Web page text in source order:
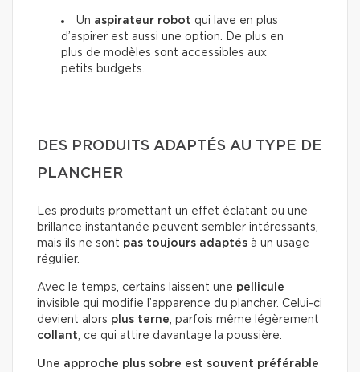
Un aspirateur robot qui lave en plus
d’aspirer est aussi une option. De plus en
plus de modèles sont accessibles aux
petits budgets.
DES PRODUITS ADAPTÉS AU TYPE DE
PLANCHER
Les produits promettant un effet éclatant ou une
brillance instantanée peuvent sembler intéressants,
mais ils ne sont pas toujours adaptés à un usage
régulier.
Avec le temps, certains laissent une pellicule
invisible qui modifie l’apparence du plancher. Celui-ci
devient alors plus terne , parfois même légèrement
collant , ce qui attire davantage la poussière.
Une approche plus sobre est souvent préférable